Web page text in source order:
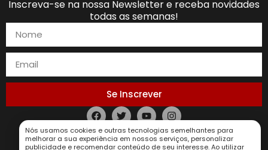
Inscreva-se na nossa Newsletter e receba novidades
todas as semanas!
Se Inscrever
Política de Privacidade
Nós usamos cookies e outras tecnologias semelhantes para
melhorar a sua experiência em nossos serviços, personalizar
publicidade e recomendar conteúdo de seu interesse. Ao utilizar